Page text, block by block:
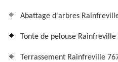
Abattage d'arbres
Tonte de pelouse
Terrassement Rainfreville